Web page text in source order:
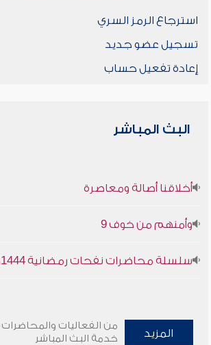
استرجاع الرمز السري
تسجيل عضو جديد
إعادة تفعيل حساب
البث المباشر
أخلاقنا أصالة ومعاصرة
وأمنهم من خوف 9
سلسلة محاضرات نفحات رمضانية 1444هـ
المزيد
من الفعاليات والمحاضرات
خدمة البث المباشر